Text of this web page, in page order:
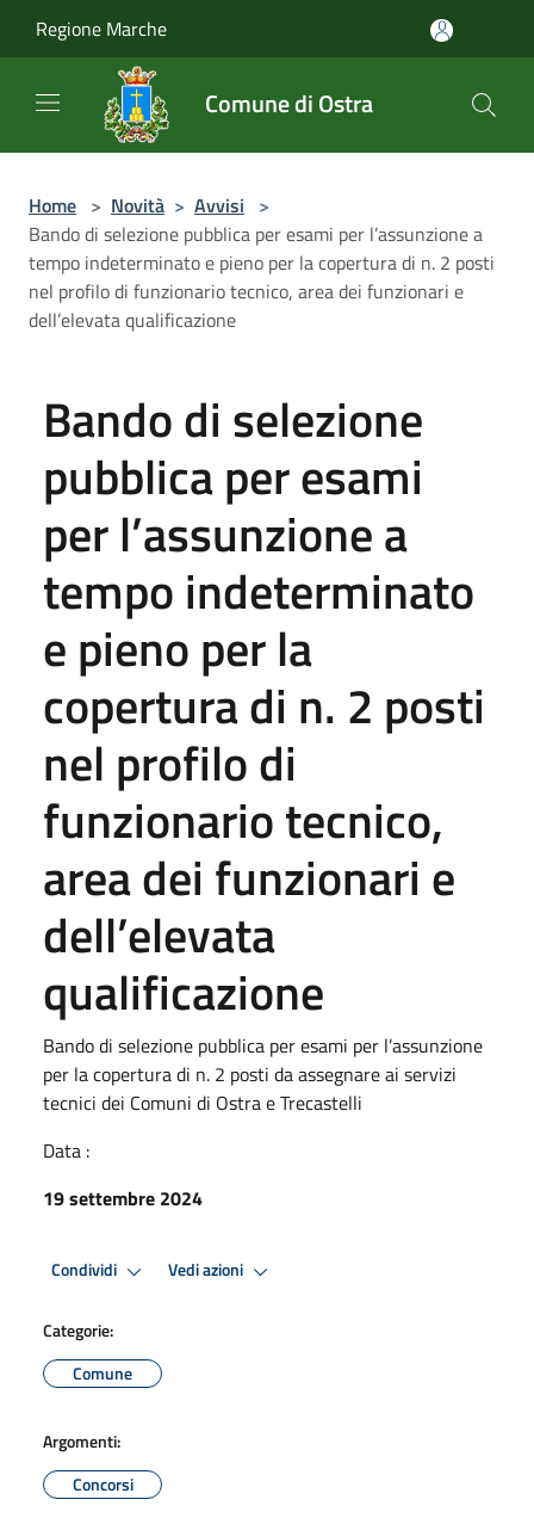
Regione Marche
Comune di Ostra
Home > Novità > Avvisi >
Bando di selezione pubblica per esami per l’assunzione a
tempo indeterminato e pieno per la copertura di n. 2 posti
nel profilo di funzionario tecnico, area dei funzionari e
dell’elevata qualificazione
Bando di selezione
pubblica per esami
per l’assunzione a
tempo indeterminato
e pieno per la
copertura di n. 2 posti
nel profilo di
funzionario tecnico,
area dei funzionari e
dell’elevata
qualificazione
Bando di selezione pubblica per esami per l’assunzione
per la copertura di n. 2 posti da assegnare ai servizi
tecnici dei Comuni di Ostra e Trecastelli
Data :
19 settembre 2024
Condividi Vedi azioni
Categorie:
Comune
Argomenti:
Concorsi